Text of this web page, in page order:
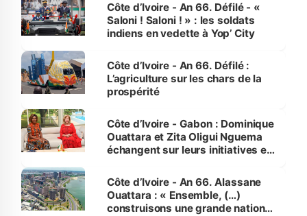
Côte d’Ivoire - An 66. Défilé - «
Saloni ! Saloni ! » : les soldats
indiens en vedette à Yop’ City
Côte d’Ivoire - An 66. Défilé :
L’agriculture sur les chars de la
prospérité
Côte d’Ivoire - Gabon : Dominique
Ouattara et Zita Oligui Nguema
échangent sur leurs initiatives en
enfants
Côte d’Ivoire - An 66. Alassane
Ouattara : « Ensemble, (…)
construisons une grande nation